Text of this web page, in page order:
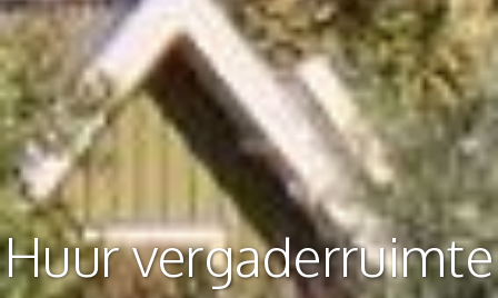
Huur vergaderruimte